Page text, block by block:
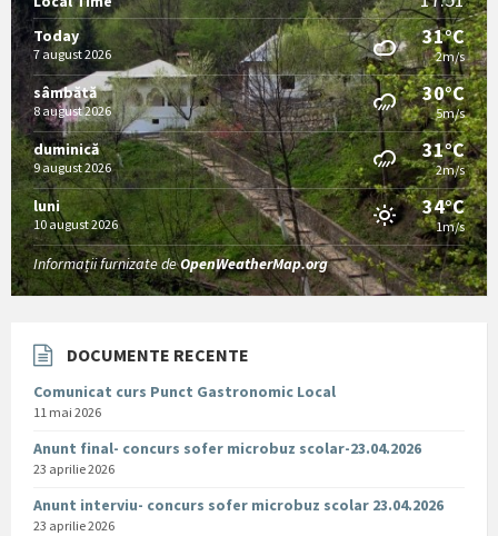
Today
7 august 2026
31°C
2m/s
sâmbătă
8 august 2026
30°C
5m/s
duminică
9 august 2026
31°C
2m/s
luni
10 august 2026
34°C
1m/s
Informații furnizate deOpenWeatherMap.org
DOCUMENTE RECENTE
Comunicat curs Punct Gastronomic Local
11 mai 2026
Anunt final- concurs sofer microbuz scolar-23.04.2026
23 aprilie 2026
Anunt interviu- concurs sofer microbuz scolar 23.04.2026
23 aprilie 2026